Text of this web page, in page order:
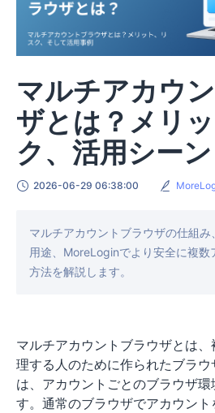
マルチアカウ
ザとは？メリ
ク、活用シーン
2026-06-29 06:38:00
マルチアカウントブラウザの仕組み
用途、MoreLoginでより安全に複数
方法を解説します。
マルチアカウントブラウザとは
理する人のために作られたブラ
は、アカウントごとのブラウザ
す。通常のブラウザでアカウン